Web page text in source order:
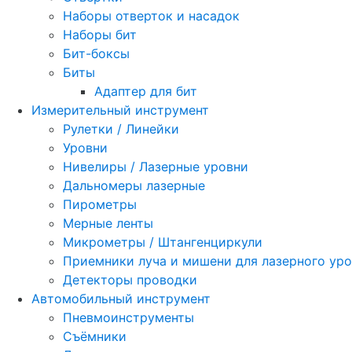
Наборы отверток и насадок
Наборы бит
Бит-боксы
Биты
Адаптер для бит
Измерительный инструмент
Рулетки / Линейки
Уровни
Нивелиры / Лазерные уровни
Дальномеры лазерные
Пирометры
Мерные ленты
Микрометры / Штангенциркули
Приемники луча и мишени для лазерного
Детекторы проводки
Автомобильный инструмент
Пневмоинструменты
Съёмники